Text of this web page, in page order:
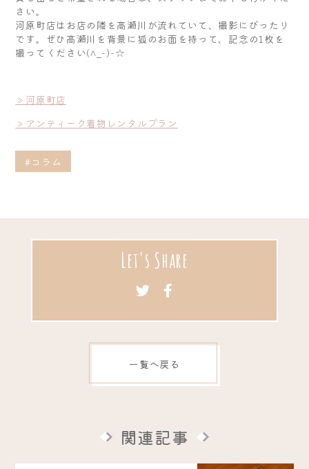
さい。
河原町店はお店の隣を高瀬川が流れていて、撮影にぴったり
です。ぜひ高瀬川を背景に狐のお面を持って、記念の1枚を
撮ってください(^_-)-☆
≫河原町店
≫アンティーク着物レンタルプラン
#コラム
Let's Share
一覧へ戻る
関連記事